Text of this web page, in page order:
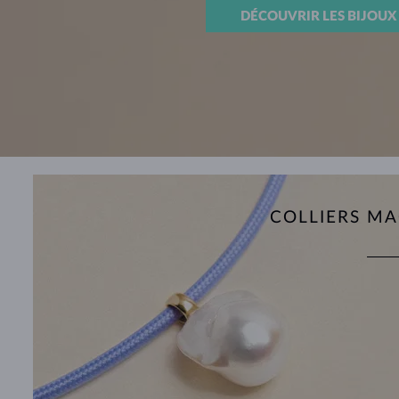
DÉCOUVRIR LES BIJOUX
COLLIERS